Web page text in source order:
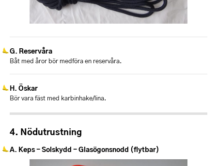
Reservåra
Båt med åror bör medföra en reservåra.
Öskar
Bör vara fäst med karbinhake/lina.
Nödutrustning
Keps - Solskydd - Glasögonsnodd (flytbar)